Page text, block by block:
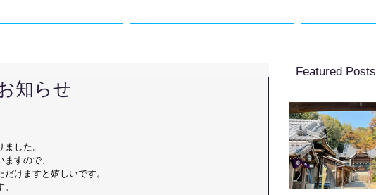
知らせ
した。
すので、
けますと嬉しいです。
Featured Posts